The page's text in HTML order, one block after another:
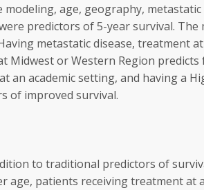
age, geography, metastatic
predictors of 5-year survival. The
metastatic disease, treatment
Midwest or Western Region
an academic setting, and having a
of improved survival.
to traditional predictors of
age, patients receiving treatment at